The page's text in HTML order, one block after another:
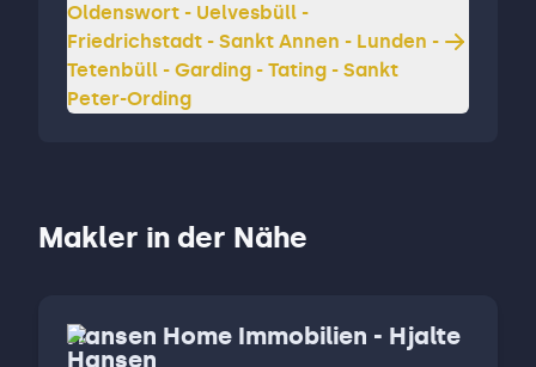
Oldenswort - Uelvesbüll -
Friedrichstadt - Sankt Annen - Lunden -
Tetenbüll - Garding - Tating - Sankt
Peter-Ording
Makler in der Nähe
Hansen Home Immobilien - Hjalte
Hansen